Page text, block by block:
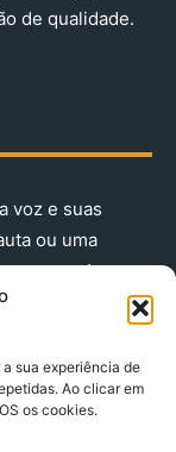
sua experiência de
Ao clicar em
os cookies.
de qualidade.
voz e suas
ou uma
agora!